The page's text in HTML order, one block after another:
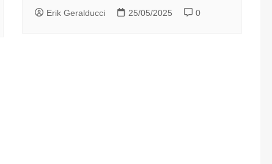
Erik Geralducci 25/05/2025 0